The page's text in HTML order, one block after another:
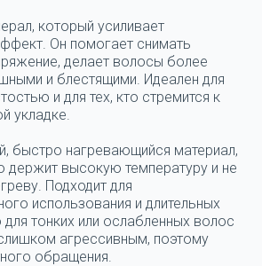
который усиливает
Он помогает снимать
делает волосы более
и блестящими. Идеален для
и для тех, кто стремится к
укладке.
быстро нагревающийся материал,
высокую температуру и не
Подходит для
использования и длительных
тонких или ослабленных волос
агрессивным, поэтому
обращения.